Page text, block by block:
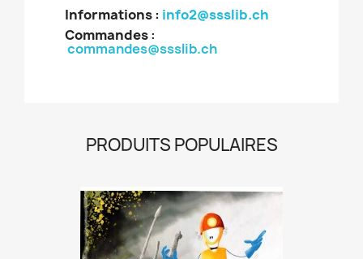
Informations : info2@ssslib.ch
Commandes:
commandes@ssslib.ch
PRODUITS POPULAIRES